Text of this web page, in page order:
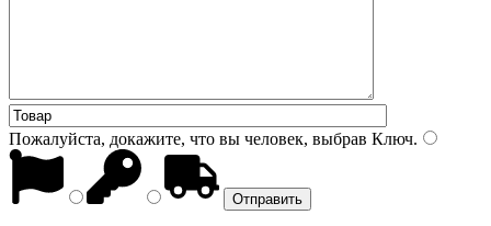
Пожалуйста, докажите, что вы человек, выбрав Ключ.